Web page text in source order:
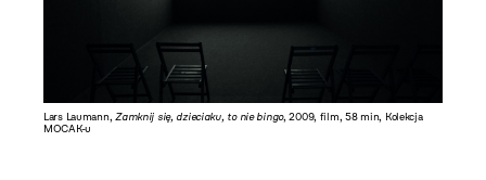
Lars Laumann, Zamknij się, dzieciaku, to nie bingo, 2009, film, 58 min, Kolekcja
MOCAK-u